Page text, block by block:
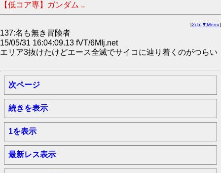
【低コア専】ガンダム ..
[2ch| ▼Menu]
137:名も無き冒険者
15/05/31 16:04:09.13 fVT/6MIj.net
エリア3抜けたけどエース全滅でサイコに辿り着くのがつらい
次ページ
続きを表示
1を表示
最新レス表示